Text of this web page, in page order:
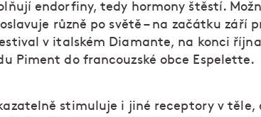
endorfiny, tedy hormony štěstí.
různě po světě – na začátku září
v italském Diamante, na konci
Piment do francouzské obce Espelette.
stimuluje i jiné receptory v těle,